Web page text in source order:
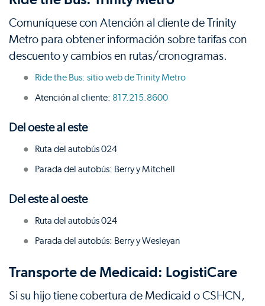
Comuníquese con Atención al cliente de Trinity
Metro para obtener información sobre tarifas con
descuento y cambios en rutas/cronogramas.
Ride the Bus: sitio web de Trinity Metro
Atención al cliente: 817.215.8600
Del oeste al este
Ruta del autobús 024
Parada del autobús: Berry y Mitchell
Del este al oeste
Ruta del autobús 024
Parada del autobús: Berry y Wesleyan
Transporte de Medicaid: LogistiCare
Si su hijo tiene cobertura de Medicaid o CSHCN,